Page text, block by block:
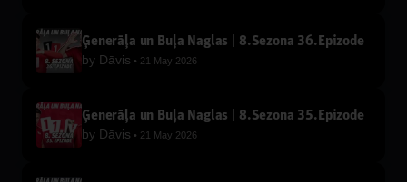
Ģenerāļa un Buļa Naglas | 8.Sezona 36.Epizode
by Dāvis 21 May 2026
Ģenerāļa un Buļa Naglas | 8.Sezona 35.Epizode
by Dāvis 21 May 2026